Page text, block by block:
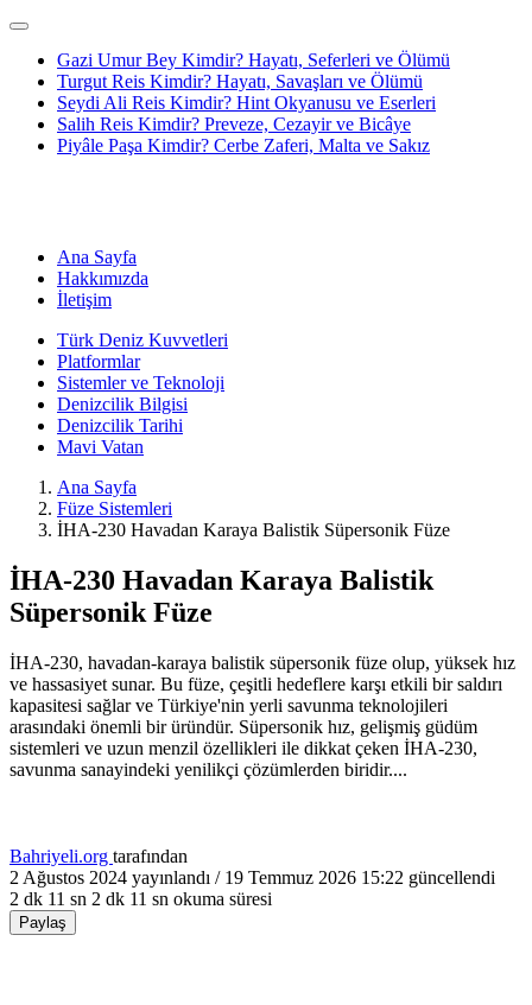
Gazi Umur Bey Kimdir? Hayatı, Seferleri ve Ölümü
Turgut Reis Kimdir? Hayatı, Savaşları ve Ölümü
Seydi Ali Reis Kimdir? Hint Okyanusu ve Eserleri
Salih Reis Kimdir? Preveze, Cezayir ve Bicâye
Piyâle Paşa Kimdir? Cerbe Zaferi, Malta ve Sakız
Ana Sayfa
Hakkımızda
İletişim
Türk Deniz Kuvvetleri
Platformlar
Sistemler ve Teknoloji
Denizcilik Bilgisi
Denizcilik Tarihi
Mavi Vatan
Ana Sayfa
Füze Sistemleri
İHA-230 Havadan Karaya Balistik Süpersonik Füze
İHA-230 Havadan Karaya Balistik
Süpersonik Füze
İHA-230, havadan-karaya balistik süpersonik füze olup, yüksek hız
ve hassasiyet sunar. Bu füze, çeşitli hedeflere karşı etkili bir saldırı
kapasitesi sağlar ve Türkiye'nin yerli savunma teknolojileri
arasındaki önemli bir üründür. Süpersonik hız, gelişmiş güdüm
sistemleri ve uzun menzil özellikleri ile dikkat çeken İHA-230,
savunma sanayindeki yenilikçi çözümlerden biridir....
Bahriyeli.org tarafından
2 Ağustos 2024 yayınlandı / 19 Temmuz 2026 15:22 güncellendi
2 dk 11 sn 2 dk 11 sn okuma süresi
Paylaş